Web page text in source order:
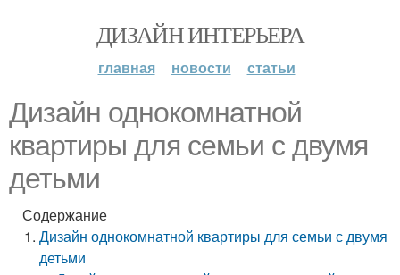
ДИЗАЙН ИНТЕРЬЕРА
главная новости статьи
Дизайн однокомнатной
квартиры для семьи с двумя
детьми
Содержание
Дизайн однокомнатной квартиры для семьи с двумя
детьми